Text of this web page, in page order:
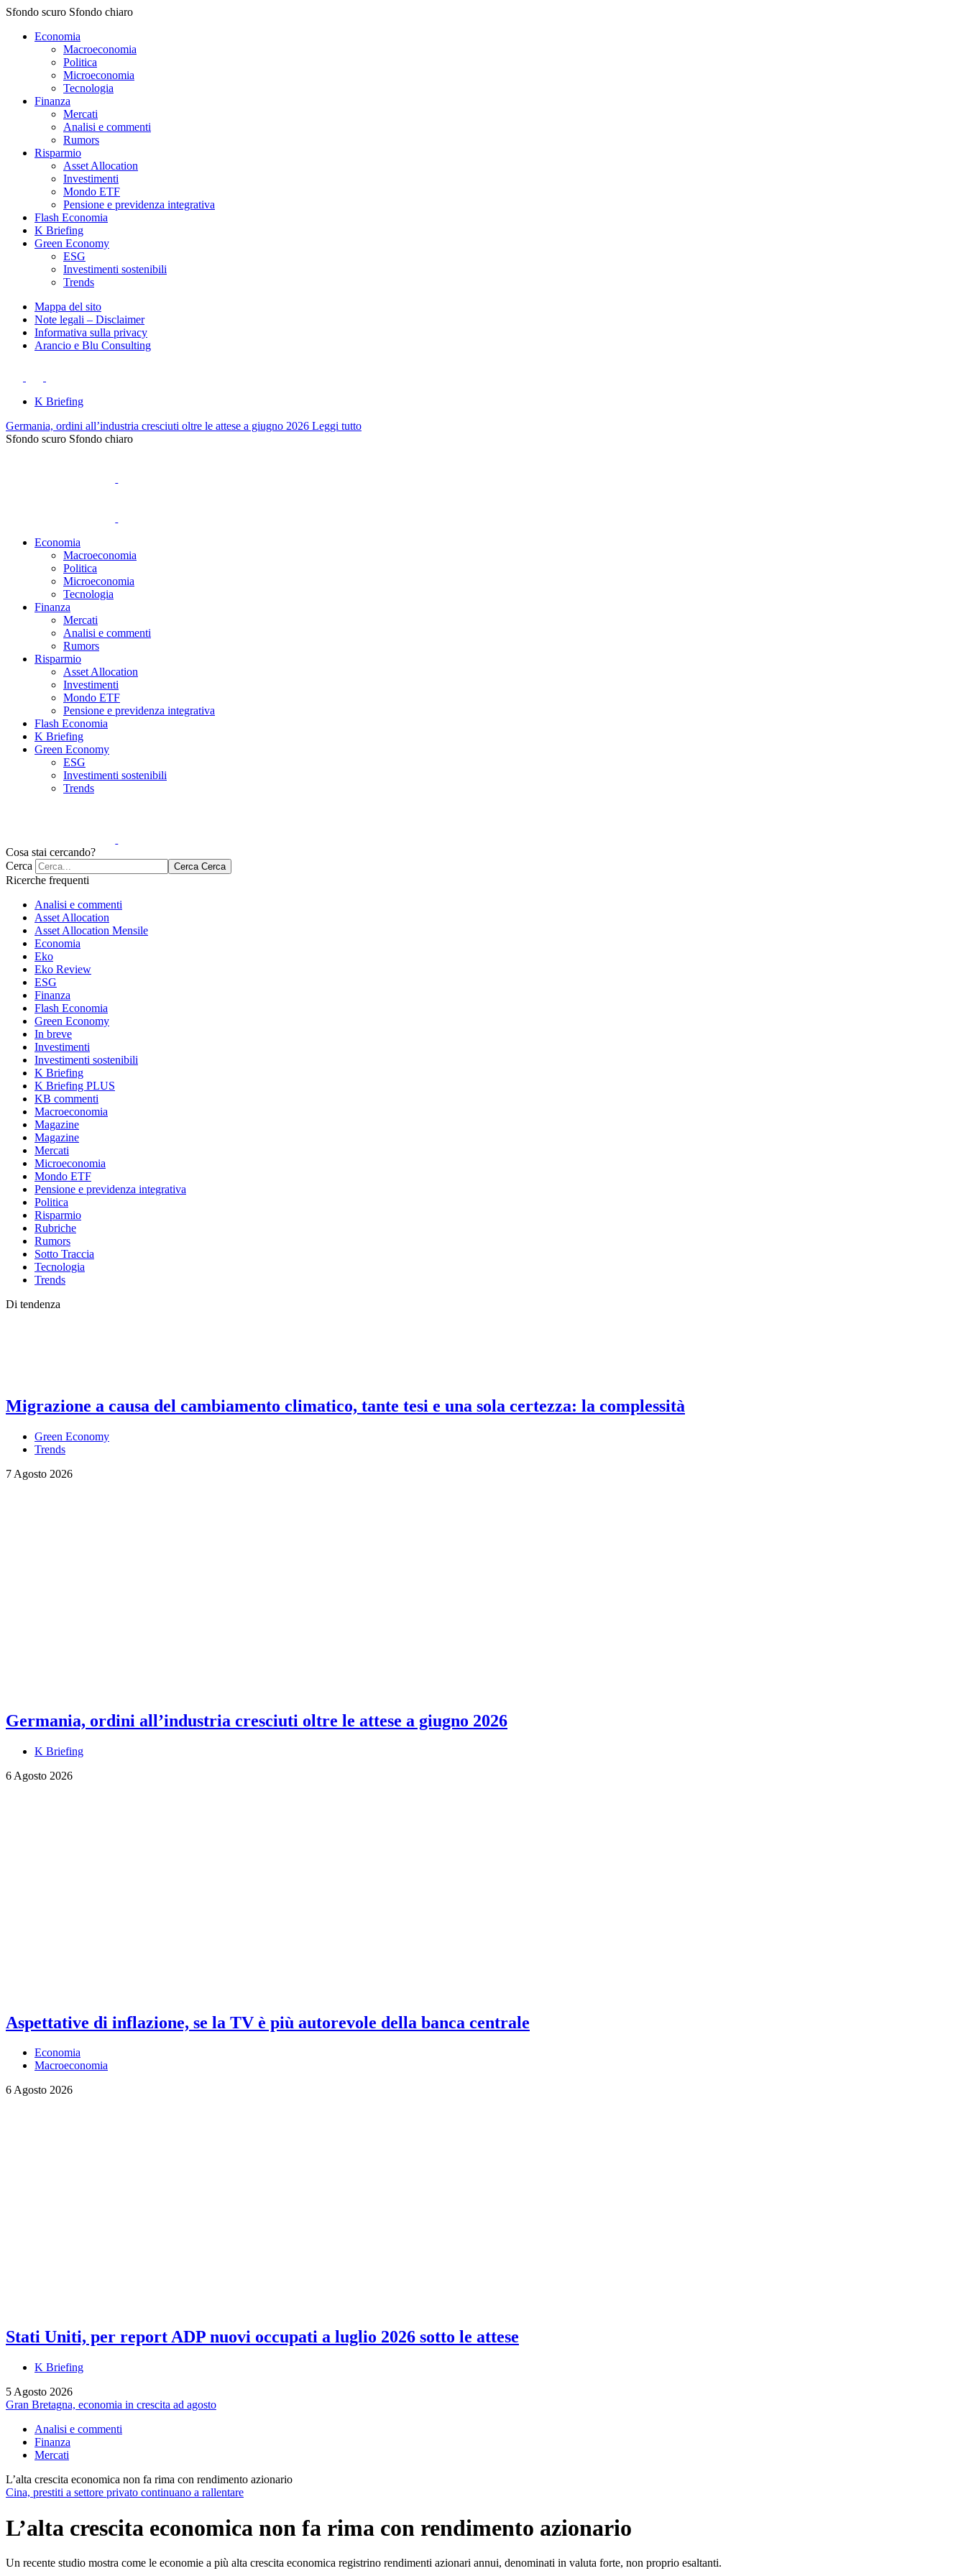
Sfondo scuro Sfondo chiaro
Economia
Macroeconomia
Politica
Microeconomia
Tecnologia
Finanza
Mercati
Analisi e commenti
Rumors
Risparmio
Asset Allocation
Investimenti
Mondo ETF
Pensione e previdenza integrativa
Flash Economia
K Briefing
Green Economy
ESG
Investimenti sostenibili
Trends
Mappa del sito
Note legali – Disclaimer
Informativa sulla privacy
Arancio e Blu Consulting
K Briefing
Germania, ordini all’industria cresciuti oltre le attese a giugno 2026 Leggi tutto
Sfondo scuro Sfondo chiaro
Economia
Macroeconomia
Politica
Microeconomia
Tecnologia
Finanza
Mercati
Analisi e commenti
Rumors
Risparmio
Asset Allocation
Investimenti
Mondo ETF
Pensione e previdenza integrativa
Flash Economia
K Briefing
Green Economy
ESG
Investimenti sostenibili
Trends
Cosa stai cercando?
Cerca
Cerca Cerca
Ricerche frequenti
Analisi e commenti
Asset Allocation
Asset Allocation Mensile
Economia
Eko
Eko Review
ESG
Finanza
Flash Economia
Green Economy
In breve
Investimenti
Investimenti sostenibili
K Briefing
K Briefing PLUS
KB commenti
Macroeconomia
Magazine
Magazine
Mercati
Microeconomia
Mondo ETF
Pensione e previdenza integrativa
Politica
Risparmio
Rubriche
Rumors
Sotto Traccia
Tecnologia
Trends
Di tendenza
Migrazione a causa del cambiamento climatico, tante tesi e una sola certezza: la complessità
Green Economy
Trends
7 Agosto 2026
Germania, ordini all’industria cresciuti oltre le attese a giugno 2026
K Briefing
6 Agosto 2026
Aspettative di inflazione, se la TV è più autorevole della banca centrale
Economia
Macroeconomia
6 Agosto 2026
Stati Uniti, per report ADP nuovi occupati a luglio 2026 sotto le attese
K Briefing
5 Agosto 2026
Gran Bretagna, economia in crescita ad agosto
Analisi e commenti
Finanza
Mercati
L’alta crescita economica non fa rima con rendimento azionario
Cina, prestiti a settore privato continuano a rallentare
L’alta crescita economica non fa rima con rendimento azionario
Un recente studio mostra come le economie a più alta crescita economica registrino rendimenti azionari annui, denominati in valuta forte, non proprio esaltanti.